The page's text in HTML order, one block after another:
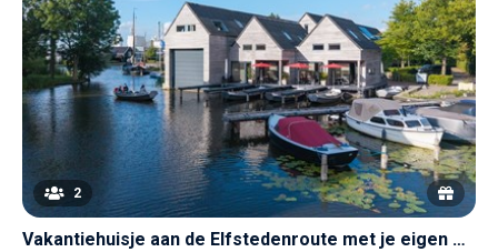
2
Vakantiehuisje aan de Elfstedenroute met je eigen elektrische bootje